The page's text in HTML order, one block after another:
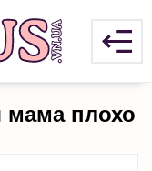
мама плохо